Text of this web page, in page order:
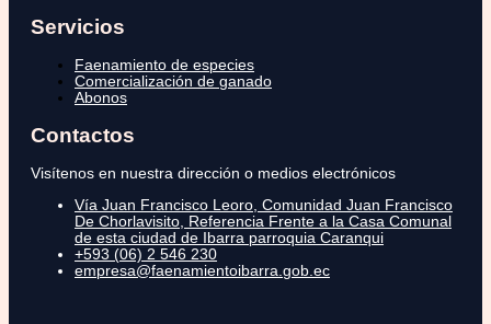
Servicios
Faenamiento de especies
Comercialización de ganado
Abonos
Contactos
Visítenos en nuestra dirección o medios electrónicos
Vía Juan Francisco Leoro, Comunidad Juan Francisco
De Chorlavisito, Referencia Frente a la Casa Comunal
de esta ciudad de Ibarra parroquia Caranqui
+593 (06) 2 546 230
empresa@faenamientoibarra.gob.ec